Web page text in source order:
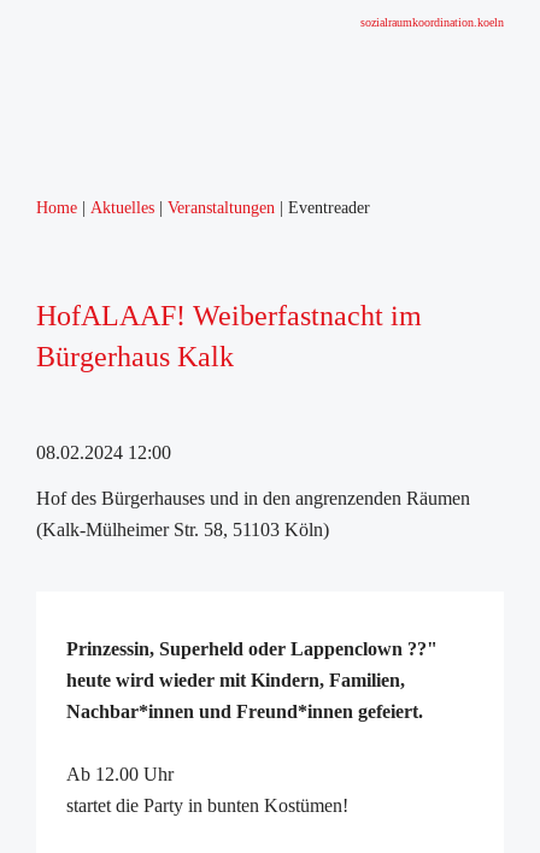
sozialraumkoordination.koeln
Home Aktuelles Veranstaltungen Eventreader
HofALAAF! Weiberfastnacht im
Bürgerhaus Kalk
08.02.2024 12:00
Hof des Bürgerhauses und in den angrenzenden Räumen
(Kalk-Mülheimer Str. 58, 51103 Köln)
Prinzessin, Superheld oder Lappenclown ??"
heute wird wieder mit Kindern, Familien,
Nachbar*innen und Freund*innen gefeiert.
Ab 12.00 Uhr
startet die Party in bunten Kostümen!